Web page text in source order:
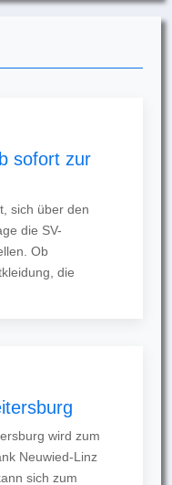
sofort zur
sich über den
die SV-
Ob
die
wird zum
Neuwied-Linz
sich zum